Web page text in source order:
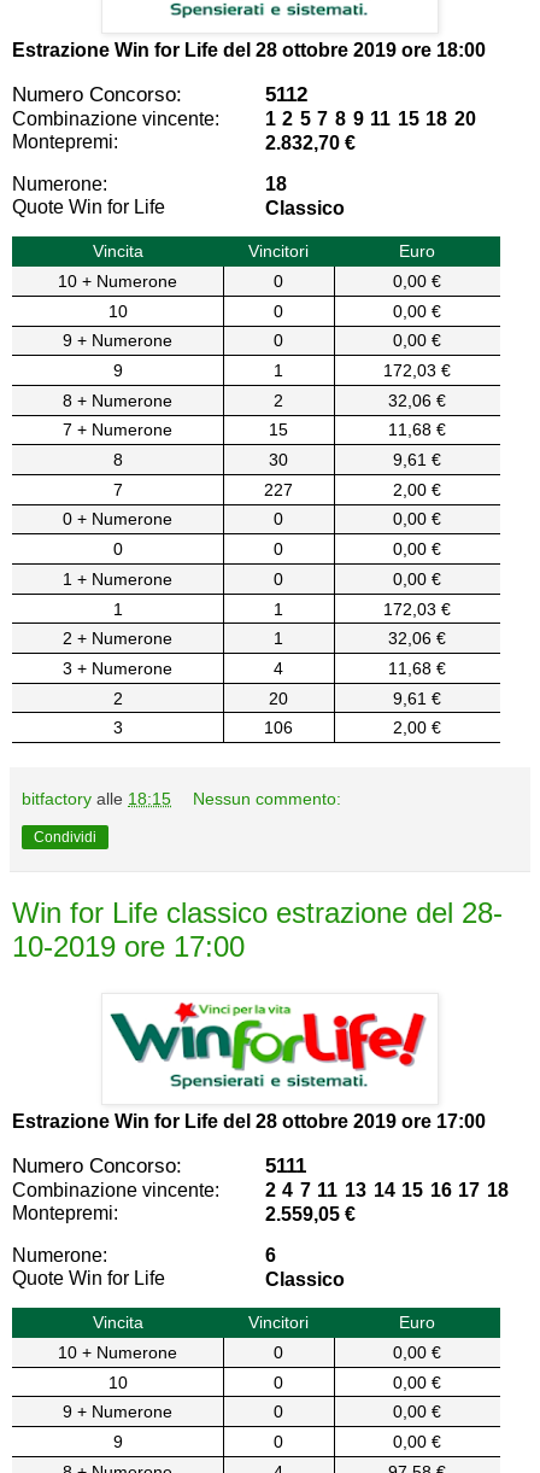
Estrazione Win for Life del 28 ottobre 2019 ore 18:00
Numero Concorso: 5112
Combinazione vincente:
1 2 5 7 8 9 11 15 18 20
Montepremi:
2.832,70 €
Numerone:
18
Quote Win for Life
Classico
Vincita Vincitori
Euro
10 + Numerone
0
0,00 €
10
0
0,00 €
9 + Numerone
0
0,00 €
9
1
172,03 €
8 + Numerone
2
32,06 €
7 + Numerone
15
11,68 €
8
30
9,61 €
7
227
2,00 €
0 + Numerone
0
0,00 €
0
0
0,00 €
1 + Numerone
0
0,00 €
1
1
172,03 €
2 + Numerone
1
32,06 €
3 + Numerone
4
11,68 €
2
20
9,61 €
3
106 2,00 €
bitfactory alle 18:15 Nessun commento:
Condividi
Win for Life classico estrazione del 28-
10-2019 ore 17:00
Estrazione Win for Life del 28 ottobre 2019 ore 17:00
Numero Concorso: 5111
Combinazione vincente:
2 4 7 11 13 14 15 16 17 18
Montepremi:
2.559,05 €
Numerone:
6
Quote Win for Life
Classico
Vincita Vincitori
Euro
10 + Numerone
0
0,00 €
10
0
0,00 €
9 + Numerone
0
0,00 €
9
0
0,00 €